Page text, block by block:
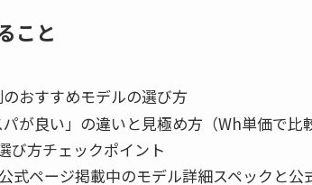
こと
おすすめモデルの選び方
パが良い」の違いと見極め方（Wh単価で比
び方チェックポイント
式ページ掲載中のモデル詳細スペックと公